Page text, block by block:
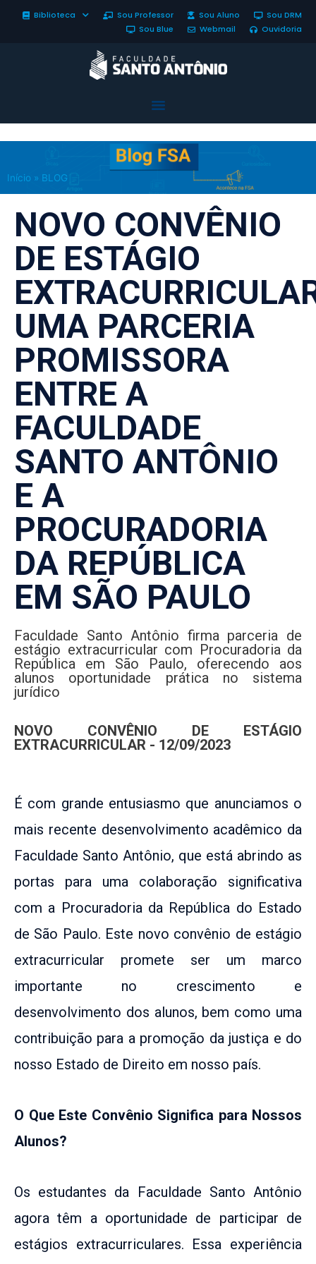
Biblioteca Sou Professor Sou Aluno
Sou DRM
Sou Blue
Webmail Ouvidoria
Início » BLOG
NOVO CONVÊNIO
DE ESTÁGIO
UMA PARCERIA
PROMISSORA
ENTRE A
FACULDADE
SANTO ANTÔNIO
E A
PROCURADORIA
DA REPÚBLICA
EM SÃO PAULO
Faculdade Santo Antônio firma parceria de
estágio extracurricular com Procuradoria da
República em São Paulo, oferecendo aos
alunos oportunidade prática no sistema
jurídico
NOVO CONVÊNIO DE ESTÁGIO
EXTRACURRICULAR - 12/09/2023
É com grande entusiasmo que anunciamos o
mais recente desenvolvimento acadêmico da
Faculdade Santo Antônio, que está abrindo as
portas para uma colaboração significativa
com a Procuradoria da República do Estado
de São Paulo. Este novo convênio de estágio
extracurricular promete ser um marco
importante no crescimento e
desenvolvimento dos alunos, bem como uma
contribuição para a promoção da justiça e do
nosso Estado de Direito em nosso país.
O Que Este Convênio Significa para Nossos
Alunos?
Os estudantes da Faculdade Santo Antônio
agora têm a oportunidade de participar de
estágios extracurriculares. Essa experiência